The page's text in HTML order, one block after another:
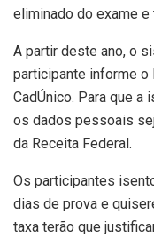
eliminado do exame e
A partir deste ano, o
participante informe o
CadÚnico. Para que a
os dados pessoais
da Receita Federal.
Os participantes
dias de prova e
taxa terão que